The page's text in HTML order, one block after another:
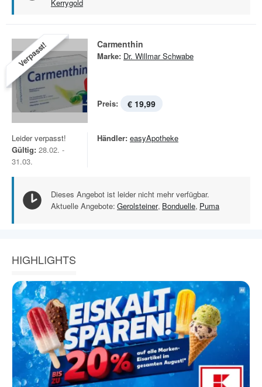
Kerrygold
Verpasst! Carmenthin
Marke: Dr. Willmar Schwabe
Preis: € 19,99
Leider verpasst!
Gültig: 28.02. -
31.03.
Händler: easyApotheke
Dieses Angebot ist leider nicht mehr verfügbar.
Aktuelle Angebote: Gerolsteiner, Bonduelle, Puma
HIGHLIGHTS